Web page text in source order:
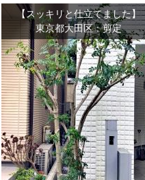
【スッキリと仕立てました】
東京都大田区：剪定